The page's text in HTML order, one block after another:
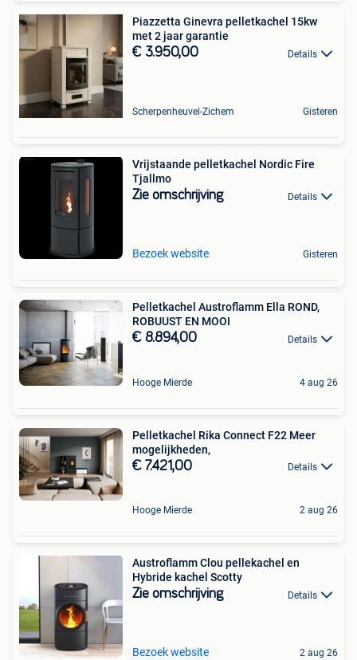
Piazzetta Ginevra pelletkachel 15kw
met 2 jaar garantie
€ 3.950,00 Details
Scherpenheuvel-Zichem Gisteren
Vrijstaande pelletkachel Nordic Fire
Tjallmo
Zie omschrijving Details
Bezoek website Gisteren
Pelletkachel Austroflamm Ella ROND,
ROBUUST EN MOOI
€ 8.894,00 Details
Hooge Mierde 4 aug 26
Pelletkachel Rika Connect F22 Meer
mogelijkheden,
€ 7.421,00 Details
Hooge Mierde 2 aug 26
Austroflamm Clou pellekachel en
Hybride kachel Scotty
Zie omschrijving Details
Bezoek website 2 aug 26